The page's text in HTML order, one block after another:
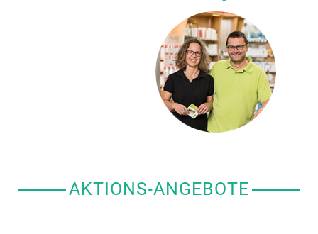
AKTIONS-ANGEBOTE